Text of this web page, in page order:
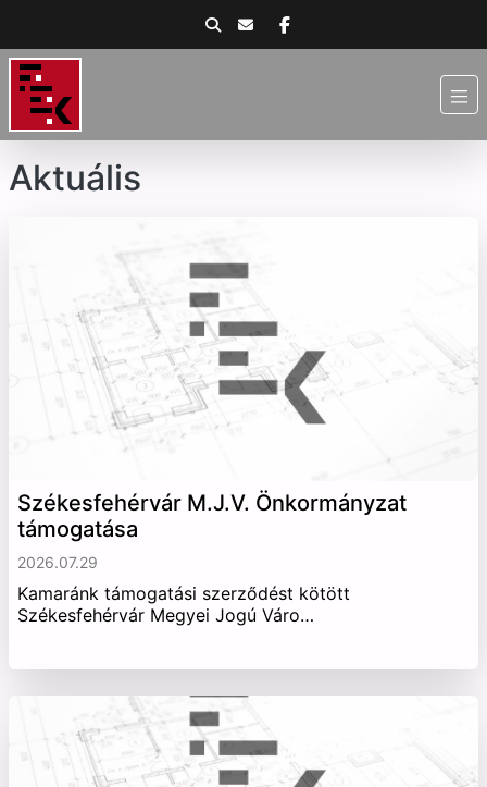
Aktuális
Székesfehérvár M.J.V. Önkormányzat
támogatása
2026.07.29
Kamaránk támogatási szerződést kötött
Székesfehérvár Megyei Jogú Váro…